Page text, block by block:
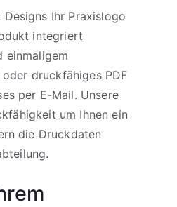
Ihr Praxislogo
integriert
einmaligem
druckfähiges PDF
per E-Mail. Unsere
um Ihnen ein
die Druckdaten